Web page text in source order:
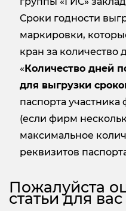
Сроки годности
маркировки,
кран за количество
«Количество дней
для выгрузки
паспорта
(если фирм
максимальное
реквизитов
Пожалуйста
статьи для вас